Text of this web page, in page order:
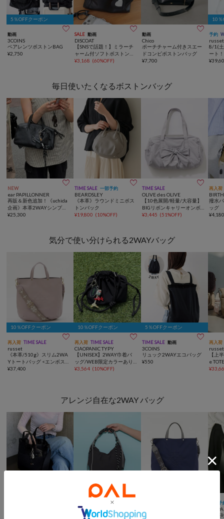
5％OFFクーポン
動画 
3COINS
ペアレンツボストンBAG
¥2,750
SALE 動画 
DISCOAT
【SNSで話題！】ミラーチ
ャーム付ソフトボストンバ
ッグ《詳細動画あり》
¥3,168 (60%OFF)
動画 
Chico
ポーチチャーム付きスエー
ドコンビボストンバッグ
¥7,700
10％
予約
russet
8/1(
ート
水】
¥
毎日使いたくなるボストンバッグ
NEW 
ear PAPILLONNER
再販＆新色追加！《uchida
企画》本革2WAYシンプル
ボストンバッグ
¥25,300
TIME SALE 一部予約 
BEARDSLEY
《本革》ラウンドミニボス
トンバック
¥19,800 (10%OFF)
TIME SALE 
OLIVE des OLIVE
【10色展開/軽量/大容量】
BIGリボンキャリーオンボ
ストンバッグ
¥3,445 (51%OFF)
再入荷
撥水
ッグ
¥
気分で使い分けられる2WAYバッグ
10％OFFクーポン
再入荷 TIME SALE 
russet
《本革/510g》スリム2WA
Yトートバッグ <エンボス
モノグラム>
¥37,400
10％OFFクーポン
再入荷 TIME SALE 
CIAOPANIC TYPY
【UNISEX】2WAY巾着バ
ッグ/WEB限定カラーあり/
キーホルダー付き
¥3,564 (10%OFF)
5％OFFクーポン
TIME SALE 動画 
3COINS
リュック2WAYエコバッグ
¥550
再入荷
russet
【上
e
¥
アレンジ自在な2WAY バッグ
WEB限定 
CIAOPANIC TYPY
【WEB限定】撥水ナイロン
【撥水】スリム2WAYトー
一部予
ear
追加